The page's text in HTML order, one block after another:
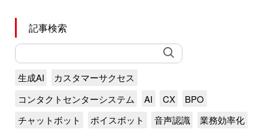
記事検索
生成AI
カスタマーサクセス
コンタクトセンターシステム
AI CX
BPO
チャットボット
ボイスボット 音声認識 業務効率化